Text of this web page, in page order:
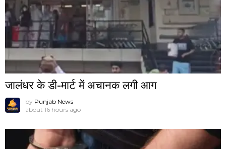
जालंधर के डी-मार्ट में अचानक लगी आग
by Punjab News
about 16 hours ago